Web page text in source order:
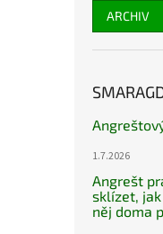
ARCHIV
1.7.2026
Angrešt
sklízet,
něj doma